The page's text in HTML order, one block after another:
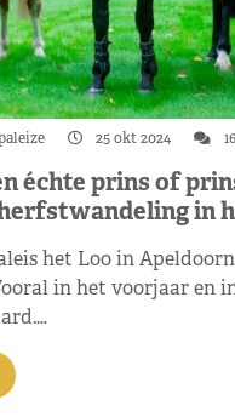
25 okt 2024
échte prins of
in
het Loo in
in het voorjaar en